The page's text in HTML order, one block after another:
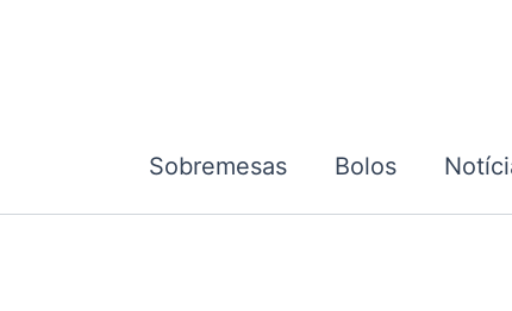
Sobremesas Bolos